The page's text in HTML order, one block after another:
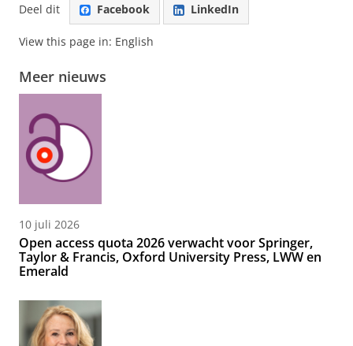
Deel dit Facebook LinkedIn
View this page in: English
Meer nieuws
10 juli 2026
Open access quota 2026 verwacht voor Springer,
Taylor & Francis, Oxford University Press, LWW en
Emerald